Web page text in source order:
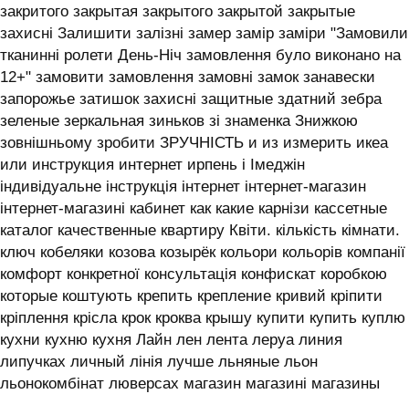
закритого закрытая закрытого закрытой закрытые
захисні Залишити залізні замер замір заміри "Замовили
тканинні ролети День-Ніч замовлення було виконано на
12+" замовити замовлення замовні замок занавески
запорожье затишок захисні защитные здатний зебра
зеленые зеркальная зиньков зі знаменка Знижкою
зовнішньому зробити ЗРУЧНІСТЬ и из измерить икеа
или инструкция интернет ирпень і ‎Імеджін
індивідуальне інструкція інтернет інтернет-магазин
інтернет-магазині кабинет как какие карнізи кассетные
каталог качественные квартиру Квіти. кількість кімнати.
ключ кобеляки козова козырёк кольори кольорів компанії
комфорт конкретної консультація конфискат коробкою
которые коштують крепить крепление кривий кріпити
кріплення крісла крок кроква крышу купити купить куплю
кухни кухню кухня ‎Лайн лен лента леруа линия
липучках личный лінія лучше льняные льон
льонокомбінат люверсах магазин магазині магазины